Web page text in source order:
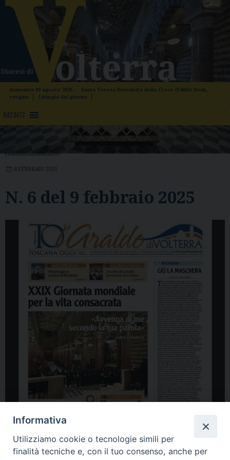
Skip
content
domenica 09 agosto 2026 -
Santa Teresa Benedetta della Croce (Edith) Stein,
vergine
Liturgia del giorno
MENU
PRIMAPAGINAARALDO
8 FEBBRAIO 2025
N. 6 del 9 febbraio 2025
Informativa
Utilizziamo cookie o tecnologie simili per
finalità tecniche e, con il tuo consenso, anche per